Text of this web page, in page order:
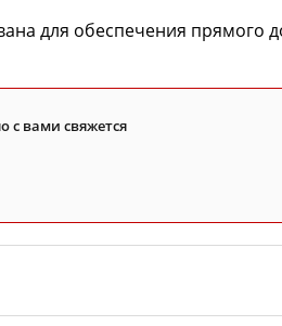
для обеспечения прямого
с вами свяжется